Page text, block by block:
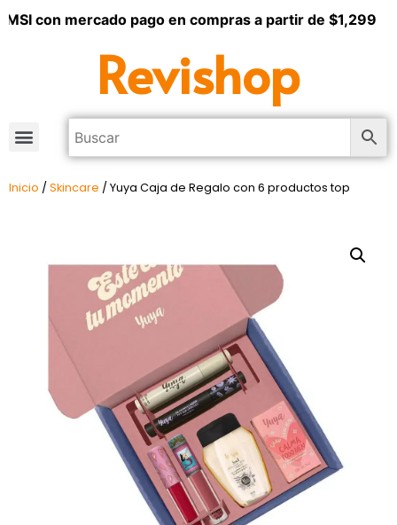
con mercado pago en compras a partir de $1,299
Revishop
Inicio / Skincare / Yuya Caja de Regalo con 6 productos top